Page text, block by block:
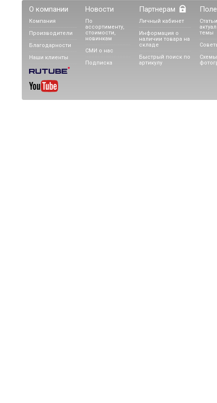
О компании
Компания
Производители
Благодарности
Наши клиенты
Новости
По
ассортименту,
стоимости,
новинкам
СМИ о нас
Подписка
Партнерам
Личный кабинет
Информация о
наличии товара на
складе
Быстрый поиск по
артикулу
темы